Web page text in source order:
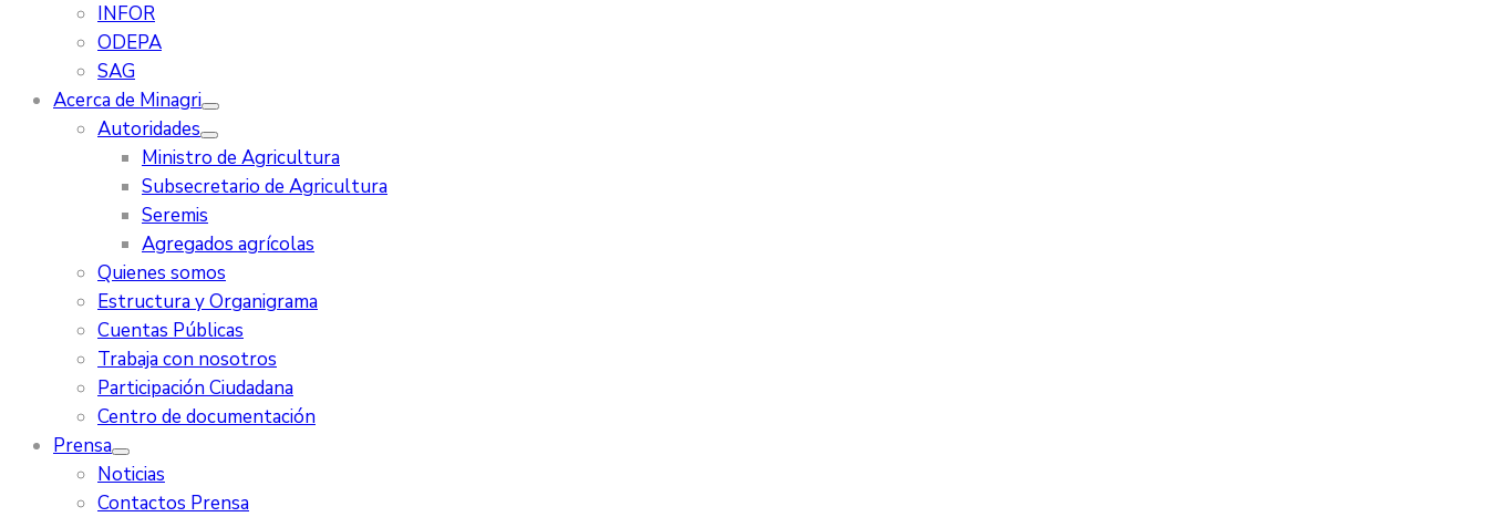
INFOR
ODEPA
SAG
Acerca de Minagri
Autoridades
Ministro de Agricultura
Subsecretario de Agricultura
Seremis
Agregados agrícolas
Quienes somos
Estructura y Organigrama
Cuentas Públicas
Trabaja con nosotros
Participación Ciudadana
Centro de documentación
Prensa
Noticias
Contactos Prensa